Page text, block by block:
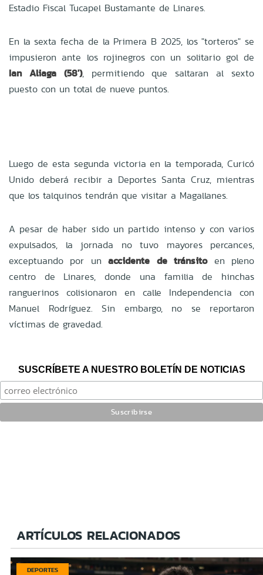
Estadio Fiscal Tucapel Bustamante de Linares.
En la sexta fecha de la Primera B 2025, los "torteros" se
impusieron ante los rojinegros con un solitario gol de
Ian Aliaga (58'), permitiendo que saltaran al sexto
puesto con un total de nueve puntos.
Luego de esta segunda victoria en la temporada, Curicó
Unido deberá recibir a Deportes Santa Cruz, mientras
que los talquinos tendrán que visitar a Magallanes.
A pesar de haber sido un partido intenso y con varios
expulsados, la jornada no tuvo mayores percances,
exceptuando por unaccidente de tránsitoen pleno
centro de Linares, donde una familia de hinchas
ranguerinos colisionaron en calle Independencia con
Manuel Rodríguez. Sin embargo, no se reportaron
víctimas de gravedad.
SUSCRÍBETE A NUESTRO BOLETÍN DE NOTICIAS
ARTÍCULOS RELACIONADOS
DEPORTES